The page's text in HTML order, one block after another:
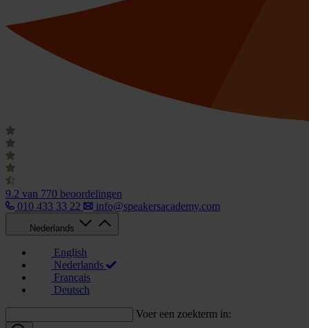
9.2 van 770 beoordelingen
010 433 33 22
info@speakersacademy.com
Nederlands
English
Nederlands
Français
Deutsch
Voer een zoekterm in: